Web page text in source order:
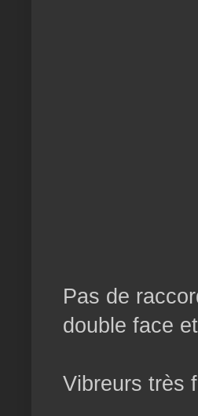
Pas de
double face
Vibreurs très